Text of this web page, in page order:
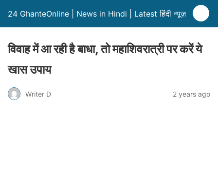
24 GhanteOnline | News in Hindi | Latest हिंदी न्यूज़
विवाह में आ रही है बाधा, तो महाशिवरात्री पर करें ये
खास उपाय
Writer D 2 years ago